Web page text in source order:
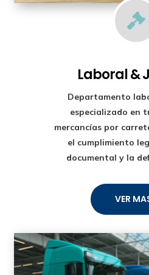

Laboral &
Departamento
especializado en
mercancías por
el cumplimiento
documental y la
VER